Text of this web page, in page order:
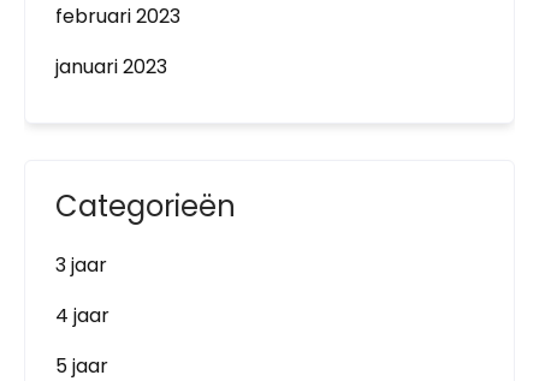
februari 2023
januari 2023
Categorieën
3 jaar
4 jaar
5 jaar